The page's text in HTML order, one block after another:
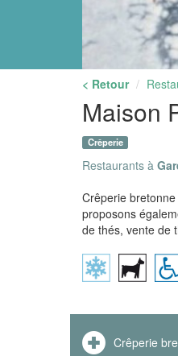
< Retour
Maison
Crêperie
Restaurants à
Crêperie
proposons
de thés, vente de
Crêperie